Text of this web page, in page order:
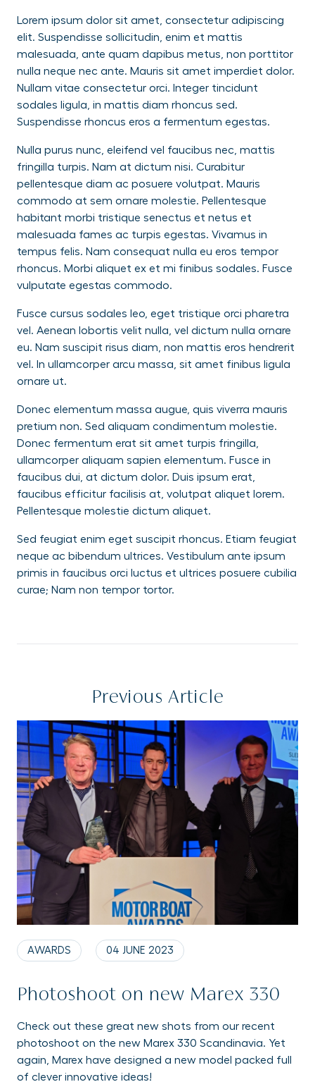
Lorem ipsum dolor sit amet, consectetur adipiscing
elit. Suspendisse sollicitudin, enim et mattis
malesuada, ante quam dapibus metus, non porttitor
nulla neque nec ante. Mauris sit amet imperdiet dolor.
Nullam vitae consectetur orci. Integer tincidunt
sodales ligula, in mattis diam rhoncus sed.
Suspendisse rhoncus eros a fermentum egestas.
Nulla purus nunc, eleifend vel faucibus nec, mattis
fringilla turpis. Nam at dictum nisi. Curabitur
pellentesque diam ac posuere volutpat. Mauris
commodo at sem ornare molestie. Pellentesque
habitant morbi tristique senectus et netus et
malesuada fames ac turpis egestas. Vivamus in
tempus felis. Nam consequat nulla eu eros tempor
rhoncus. Morbi aliquet ex et mi finibus sodales. Fusce
vulputate egestas commodo.
Fusce cursus sodales leo, eget tristique orci pharetra
vel. Aenean lobortis velit nulla, vel dictum nulla ornare
eu. Nam suscipit risus diam, non mattis eros hendrerit
vel. In ullamcorper arcu massa, sit amet finibus ligula
ornare ut.
Donec elementum massa augue, quis viverra mauris
pretium non. Sed aliquam condimentum molestie.
Donec fermentum erat sit amet turpis fringilla,
ullamcorper aliquam sapien elementum. Fusce in
faucibus dui, at dictum dolor. Duis ipsum erat,
faucibus efficitur facilisis at, volutpat aliquet lorem.
Pellentesque molestie dictum aliquet.
Sed feugiat enim eget suscipit rhoncus. Etiam feugiat
neque ac bibendum ultrices. Vestibulum ante ipsum
primis in faucibus orci luctus et ultrices posuere cubilia
curae; Nam non tempor tortor.
Previous Article
AWARDS 04 JUNE 2023
Photoshoot on new Marex 330
Check out these great new shots from our recent
photoshoot on the new Marex 330 Scandinavia. Yet
again, Marex have designed a new model packed full
of clever innovative ideas!